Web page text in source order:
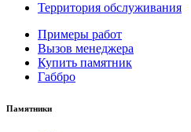
Территория обслуживания
Примеры работ
Вызов менеджера
Купить памятник
Габбро
Памятники